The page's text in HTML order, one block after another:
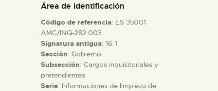
ESPAÑOL
PREPARAR LA VISITA
ACTIVIDADES
Área de identificación
Código de referencia: ES 35001
AMC/INQ-282.003
Signatura antigua: 16-1
Sección: Gobierno
Subsección: Cargos inquisitoriales y
pretendientes
Serie: Informaciones de limpieza de